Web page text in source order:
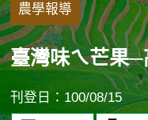
農學報導
臺灣味ㄟ芒果─
刊登日：100/08/15